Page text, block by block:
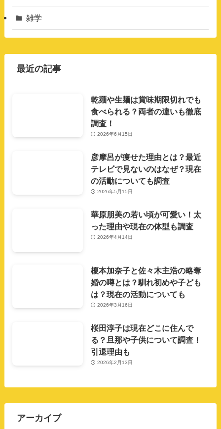
雑学
最近の記事
乾麺や生麺は賞味期限切れでも
食べられる？両者の違いも徹底
調査！
2026年6月15日
彦摩呂が痩せた理由とは？最近
テレビで見ないのはなぜ？現在
の活動についても調査
2026年5月15日
華原朋美の若い頃が可愛い！太
った理由や現在の体型も調査
2026年4月14日
榎本加奈子と佐々木主浩の略奪
婚の噂とは？馴れ初めや子ども
は？現在の活動についても
2026年3月16日
桜田淳子は現在どこに住んで
る？旦那や子供について調査！
引退理由も
2026年2月13日
アーカイブ